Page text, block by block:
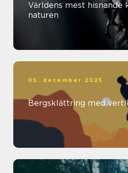
Världens mest hisnande
naturen
05. december 2025
Bergsklättring med